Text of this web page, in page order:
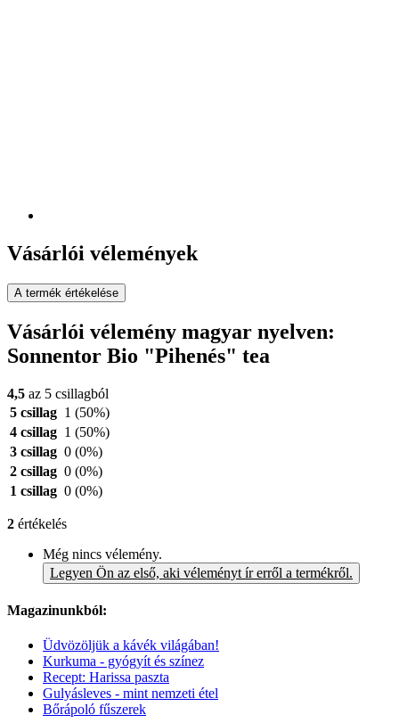
Vásárlói vélemények
A termék értékelése
Vásárlói vélemény magyar nyelven:
Sonnentor Bio "Pihenés" tea
4,5 az 5 csillagból
5 csillag 1 (50%)
4 csillag 1 (50%)
3 csillag 0 (0%)
2 csillag 0 (0%)
1 csillag 0 (0%)
2 értékelés
Még nincs vélemény.
Legyen Ön az első, aki véleményt ír erről a termékről.
Magazinunkból:
Üdvözöljük a kávék világában!
Kurkuma - gyógyít és színez
Recept: Harissa paszta
Gulyásleves - mint nemzeti étel
Bőrápoló fűszerek